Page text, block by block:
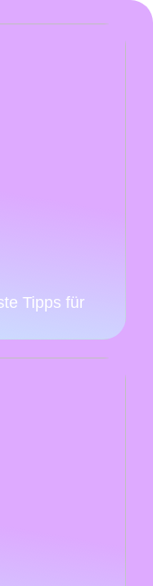
Tipps für